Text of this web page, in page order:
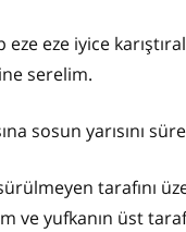
eze iyice
serelim.
sosun yarısını
tarafını
ve yufkanın üst